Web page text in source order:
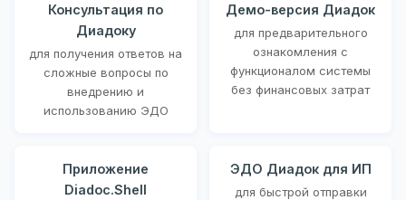
Консультация по
Диадоку
для получения ответов на
сложные вопросы по
внедрению и
использованию ЭДО
Демо-версия Диадок
для предварительного
ознакомления с
функционалом системы
без финансовых затрат
Приложение
Diadoc.Shell
ЭДО Диадок для ИП
для быстрой отправки